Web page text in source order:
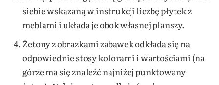
siebie wskazaną w instrukcji liczbę płytek z
meblami i układa je obok własnej planszy.
Żetony z obrazkami zabawek odkłada się na
odpowiednie stosy kolorami i wartościami (na
górze ma się znaleźć najniżej punktowany